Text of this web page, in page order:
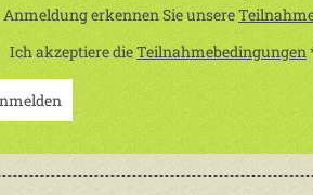
Anmeldung erkennen Sie unsere
Ich akzeptiere dieTeilnahmebedingungen